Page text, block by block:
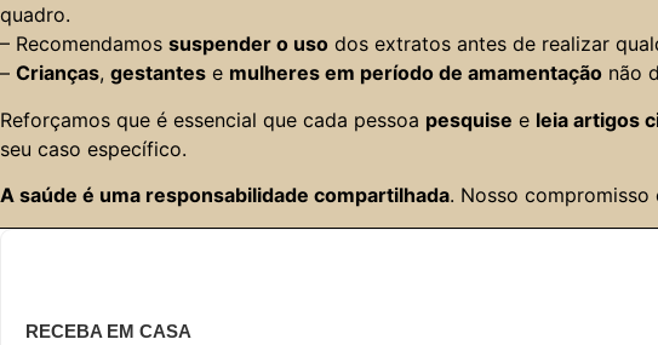
quadro.
– Recomendamos suspender o uso dos extratos antes de realizar
– Crianças, gestantes e mulheres em período de amamentação não
Reforçamos que é essencial que cada pessoa pesquise e leia artigos
seu caso específico.
A saúde é uma responsabilidade compartilhada. Nosso
RECEBA EM CASA